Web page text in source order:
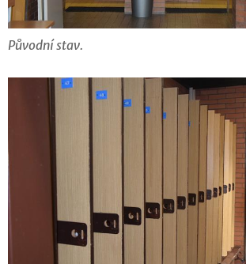
Původní stav.